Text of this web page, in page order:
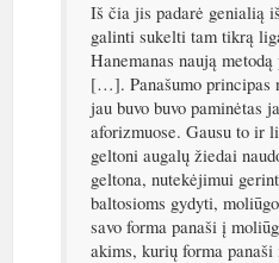
Iš čia jis padarė genialią
galinti sukelti tam tikrą
Hanemanas naują
[…]. Panašumo principas
jau buvo buvo paminėtas
aforizmuose. Gausu to ir
geltoni augalų žiedai
geltona, nutekėjimui
baltosioms gydyti,
savo forma panaši į
akims, kurių forma